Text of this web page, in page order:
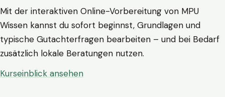
Mit der interaktiven Online-Vorbereitung von MPU
Wissen kannst du sofort beginnst, Grundlagen und
typische Gutachterfragen bearbeiten – und bei Bedarf
zusätzlich lokale Beratungen nutzen.
Kurseinblick ansehen